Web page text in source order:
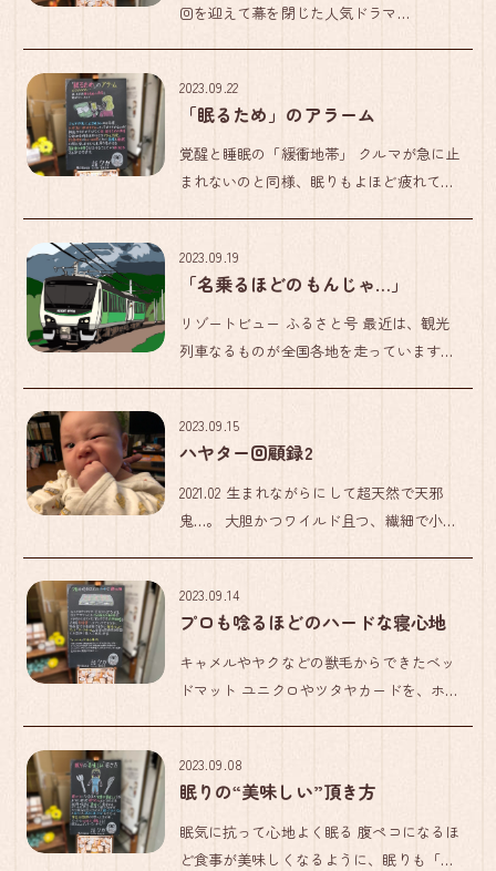
回を迎えて幕を閉じた人気ドラマ
ール感は度肝を抜かれました…。 『半沢直
樹』が、市川猿之助、香川照 […]
2023.09.22
「眠るため」のアラーム
覚醒と睡眠の「緩衝地帯」 クルマが急に止
まれないのと同様、眠りもよほど疲れてい
が、朝、目覚めるためではなく、夜、眠る
ための準備を始める時刻を知 […]
2023.09.19
「名乗るほどのもんじゃ…」
リゾートビュー ふるさと号 最近は、観光
列車なるものが全国各地を走っています
した。『ふるさと号』は、ひとことで言う
と、車窓から信州の美しい自然の […]
2023.09.15
ハヤター回顧録2
2021.02 生まれながらにして超天然で天邪
鬼…。 大胆かつワイルド且つ、繊細で小心
の回顧録です。 よろしければお付き合いく
ださい。
2023.09.14
プロも唸るほどのハードな寝心地
キャメルやヤクなどの獣毛からできたベッ
ドマット ユニクロやツタヤカードを、ホン
じてきた大物俳優らもこれを大絶賛…。 も
ちろん、寝具でよくあるいわ […]
2023.09.08
眠りの“美味しい”頂き方
眠気に抗って心地よく眠る 腹ペコになるほ
ど食事が美味しくなるように、眠りも「眠